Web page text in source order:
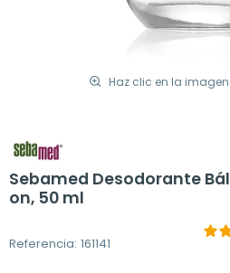
Haz clic en la
Sebamed Desodorante
on, 50 ml
Referencia: 161141